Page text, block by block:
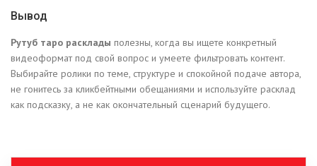
Вывод
Рутуб таро расклады полезны, когда вы ищете конкретный
видеоформат под свой вопрос и умеете фильтровать контент.
Выбирайте ролики по теме, структуре и спокойной подаче автора,
не гонитесь за кликбейтными обещаниями и используйте расклад
как подсказку, а не как окончательный сценарий будущего.